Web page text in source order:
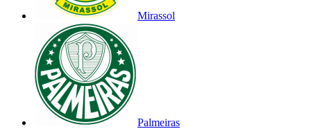
Mirassol
Palmeiras